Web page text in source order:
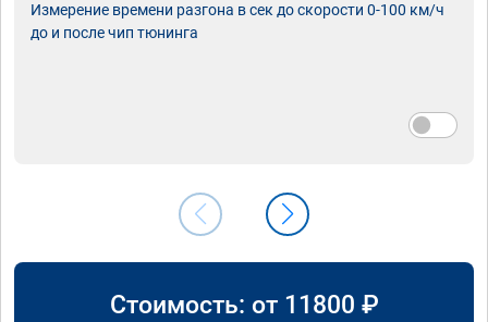
Измерение времени разгона в сек до скорости 0-100 км/ч
до и после чип тюнинга
Стоимость: от 11800 ₽